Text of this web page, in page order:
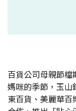
百貨公司母親節
媽咪的季節，玉山
東百貨、美麗華